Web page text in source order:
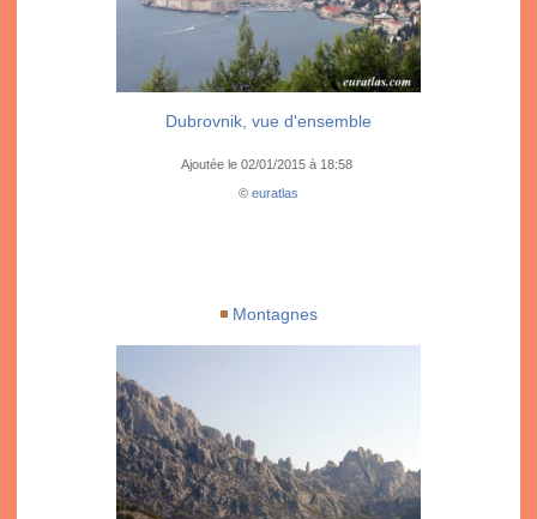
Dubrovnik, vue d'ensemble
Ajoutée le 02/01/2015 à 18:58
© euratlas
Montagnes